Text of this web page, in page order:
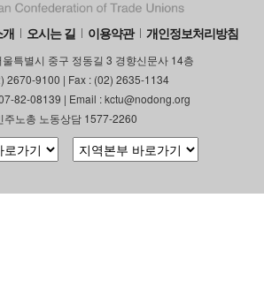
오시는 길 이용약관 개인정보처리방침
특별시 중구 정동길 3 경향신문사 14층
2670-9100 | Fax : (02) 2635-1134
82-08139 | Email : kctu@nodong.org
주노총 노동상담 1577-2260